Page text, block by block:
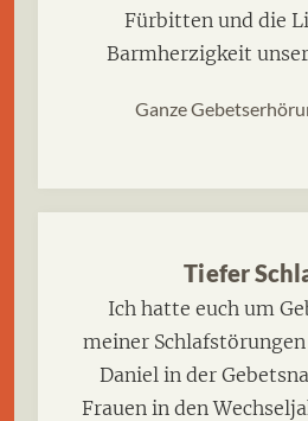
Fürbitten und die
Barmherzigkeit
Ganze
Tiefer
Ich hatte euch um
meiner
Daniel in der
Frauen in den